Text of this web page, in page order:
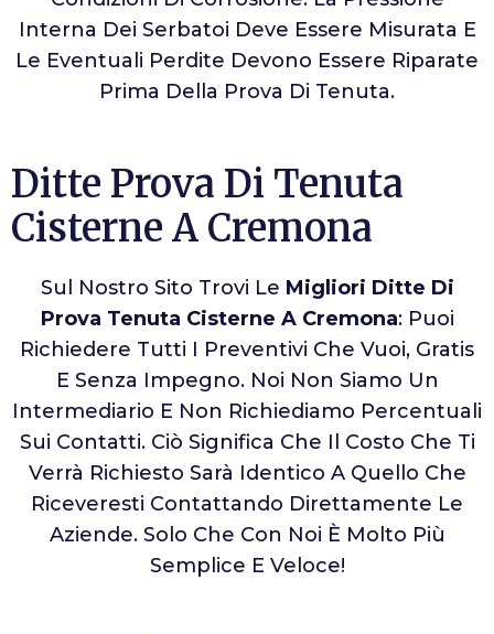
Interna Dei Serbatoi Deve Essere Misurata E
Le Eventuali Perdite Devono Essere Riparate
Prima Della Prova Di Tenuta.
Ditte Prova Di Tenuta
Cisterne A Cremona
Sul Nostro Sito Trovi Le Migliori Ditte Di
Prova Tenuta Cisterne A Cremona: Puoi
Richiedere Tutti I Preventivi Che Vuoi, Gratis
E Senza Impegno. Noi Non Siamo Un
Intermediario E Non Richiediamo Percentuali
Sui Contatti. Ciò Significa Che Il Costo Che Ti
Verrà Richiesto Sarà Identico A Quello Che
Riceveresti Contattando Direttamente Le
Aziende. Solo Che Con Noi È Molto Più
Semplice E Veloce!